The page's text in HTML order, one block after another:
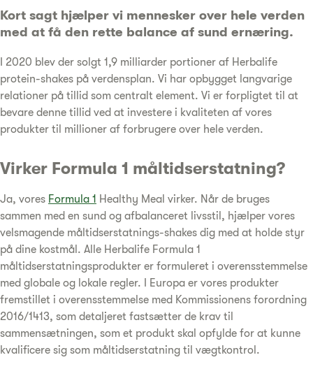
Kort sagt hjælper vi mennesker over hele verden
med at få den rette balance af sund ernæring.
I 2020 blev der solgt 1,9 milliarder portioner af Herbalife
protein-shakes på verdensplan. Vi har opbygget langvarige
relationer på tillid som centralt element. Vi er forpligtet til at
bevare denne tillid ved at investere i kvaliteten af vores
produkter til millioner af forbrugere over hele verden.
Virker Formula 1 måltidserstatning?
Ja, vores Formula 1 Healthy Meal virker. Når de bruges
sammen med en sund og afbalanceret livsstil, hjælper vores
velsmagende måltidserstatnings-shakes dig med at holde styr
på dine kostmål. Alle Herbalife Formula 1
måltidserstatningsprodukter er formuleret i overensstemmelse
med globale og lokale regler. I Europa er vores produkter
fremstillet i overensstemmelse med Kommissionens forordning
2016/1413, som detaljeret fastsætter de krav til
sammensætningen, som et produkt skal opfylde for at kunne
kvalificere sig som måltidserstatning til vægtkontrol.